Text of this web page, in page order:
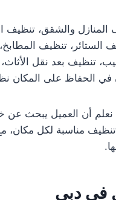
المنازل والشقق، تنظيف
الستائر، تنظيف
تنظيف بعد نقل
في الحفاظ على المكان
أن العميل يبحث عن
مناسبة لكل مكان، مع
في دبي